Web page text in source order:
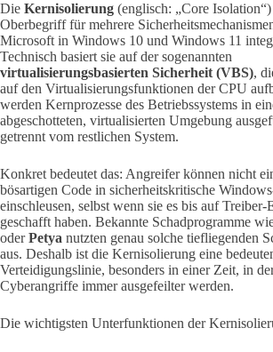
Die Kernisolierung (englisch: „Core
Oberbegriff für mehrere
Microsoft in Windows 10 und Windows 11
Technisch basiert sie auf der sogenannten
virtualisierungsbasierten Sicherheit (VBS),
auf den Virtualisierungsfunktionen der CPU
werden Kernprozesse des Betriebssystems in
abgeschotteten, virtualisierten Umgebung
getrennt vom restlichen System.
Konkret bedeutet das: Angreifer können nicht
bösartigen Code in sicherheitskritische
einschleusen, selbst wenn sie es bis auf Treiber-
geschafft haben. Bekannte Schadprogramme
oderPetya nutzten genau solche tiefliegenden
aus. Deshalb ist die Kernisolierung eine
Verteidigungslinie, besonders in einer Zeit, in
Cyberangriffe immer ausgefeilter werden.
Die wichtigsten Unterfunktionen der